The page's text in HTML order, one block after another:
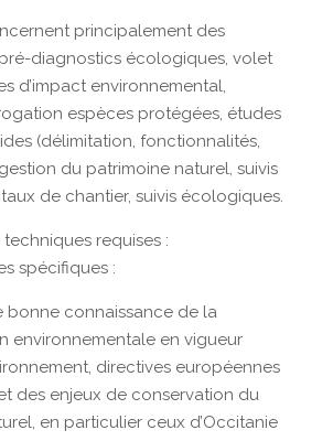
principalement des
diagnostics écologiques, volet
d’impact environnemental,
espèces protégées, études
(délimitation, fonctionnalités,
du patrimoine naturel, suivis
de chantier, suivis écologiques.
requises :
spécifiques :
bonne connaissance de la
environnementale en vigueur
directives européennes
des enjeux de conservation du
en particulier ceux d’Occitanie